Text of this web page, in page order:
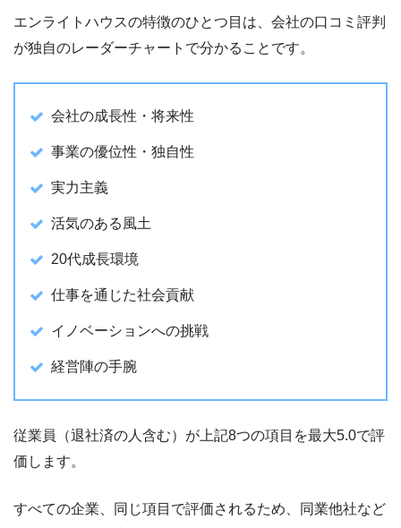
エンライトハウスの特徴のひとつ目は、会社の口コミ評判
が独自のレーダーチャートで分かることです。
会社の成長性・将来性
事業の優位性・独自性
実力主義
活気のある風土
20代成長環境
仕事を通じた社会貢献
イノベーションへの挑戦
経営陣の手腕
従業員（退社済の人含む）が上記8つの項目を最大5.0で評
価します。
すべての企業、同じ項目で評価されるため、同業他社など